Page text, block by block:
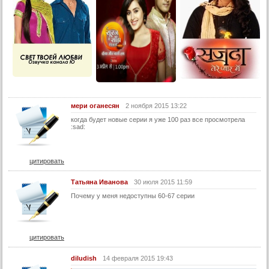
25 серия
26 серия
28 серия
30 серия
31 серия
32 серия
33 серия
34 серия
36 серия
37 серия
39 серия
40 серия
мери оганесян
2 ноября 2015 13:22
когда будет новые серии я уже 100 раз все просмотрела
:sad:
цитировать
Татьяна Иванова
30 июля 2015 11:59
Почему у меня недоступны 60-67 серии
цитировать
diludish 14 февраля 2015 19:43